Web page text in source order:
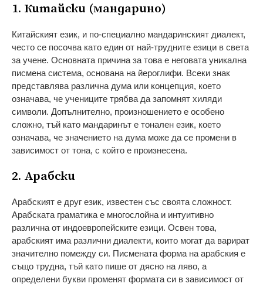
1. Китайски (мандарино)
Китайският език, и по-специално мандаринският диалект,
често се посочва като един от най-трудните езици в света
за учене. Основната причина за това е неговата уникална
писмена система, основана на йероглифи. Всеки знак
представлява различна дума или концепция, което
означава, че учениците трябва да запомнят хиляди
символи. Допълнително, произношението е особено
сложнo, тъй като мандаринът е тонален език, което
означава, че значението на дума може да се промени в
зависимост от тона, с който е произнесена.
2. Арабски
Арабският е друг език, известен със своята сложност.
Арабската граматика е многослойна и интуитивно
различна от индоевропейските езици. Освен това,
арабският има различни диалекти, които могат да варират
значително помежду си. Писмената форма на арабския е
също трудна, тъй като пише от дясно на ляво, а
определени букви променят формата си в зависимост от